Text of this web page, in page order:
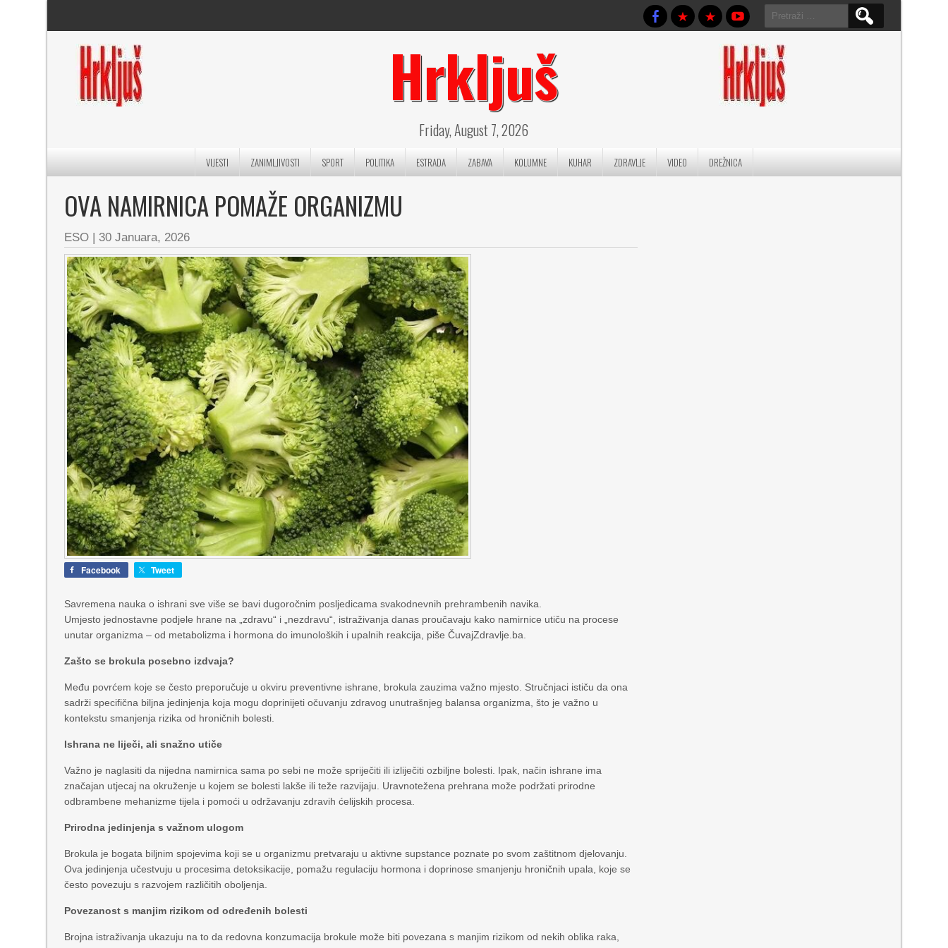
Pretraga:
Hrkljuš
Friday, August 7, 2026
VIJESTI ZANIMLJIVOSTI SPORT POLITIKA ESTRADA ZABAVA KOLUMNE KUHAR ZDRAVLJE VIDEO DREŽNICA
OVA NAMIRNICA POMAŽE ORGANIZMU
ESO | 30 Januara, 2026
Facebook Tweet
Savremena nauka o ishrani sve više se bavi dugoročnim posljedicama svakodnevnih prehrambenih navika.
Umjesto jednostavne podjele hrane na „zdravu“ i „nezdravu“, istraživanja danas proučavaju kako namirnice utiču na procese
unutar organizma – od metabolizma i hormona do imunoloških i upalnih reakcija, piše ČuvajZdravlje.ba.
Zašto se brokula posebno izdvaja?
Među povrćem koje se često preporučuje u okviru preventivne ishrane, brokula zauzima važno mjesto. Stručnjaci ističu da ona
sadrži specifična biljna jedinjenja koja mogu doprinijeti očuvanju zdravog unutrašnjeg balansa organizma, što je važno u
kontekstu smanjenja rizika od hroničnih bolesti.
Ishrana ne liječi, ali snažno utiče
Važno je naglasiti da nijedna namirnica sama po sebi ne može spriječiti ili izliječiti ozbiljne bolesti. Ipak, način ishrane ima
značajan utjecaj na okruženje u kojem se bolesti lakše ili teže razvijaju. Uravnotežena prehrana može podržati prirodne
odbrambene mehanizme tijela i pomoći u održavanju zdravih ćelijskih procesa.
Prirodna jedinjenja s važnom ulogom
Brokula je bogata biljnim spojevima koji se u organizmu pretvaraju u aktivne supstance poznate po svom zaštitnom djelovanju.
Ova jedinjenja učestvuju u procesima detoksikacije, pomažu regulaciju hormona i doprinose smanjenju hroničnih upala, koje se
često povezuju s razvojem različitih oboljenja.
Povezanost s manjim rizikom od određenih bolesti
Brojna istraživanja ukazuju na to da redovna konzumacija brokule može biti povezana s manjim rizikom od nekih oblika raka,